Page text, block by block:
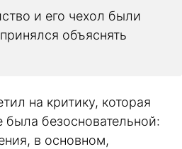
и его чехол были
объяснять
на критику, которая
была безосновательной:
в основном,